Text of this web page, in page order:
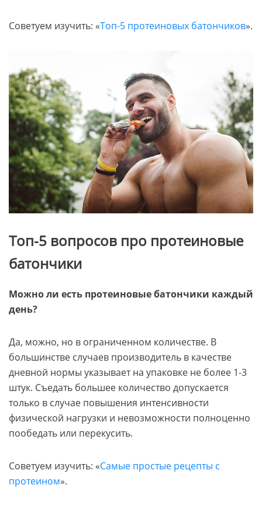
Советуем изучить: «Топ-5 протеиновых батончиков».
Топ-5 вопросов про протеиновые
батончики
Можно ли есть протеиновые батончики каждый
день?
Да, можно, но в ограниченном количестве. В
большинстве случаев производитель в качестве
дневной нормы указывает на упаковке не более 1-3
штук. Съедать большее количество допускается
только в случае повышения интенсивности
физической нагрузки и невозможности полноценно
пообедать или перекусить.
Советуем изучить: «Самые простые рецепты с
протеином».